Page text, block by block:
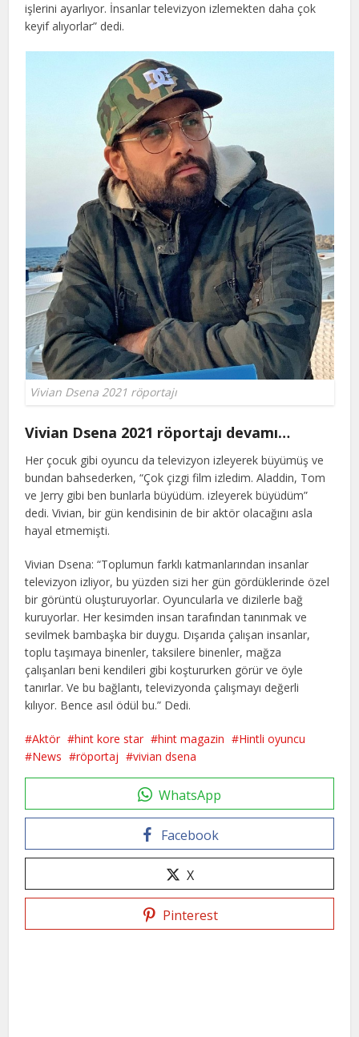
işlerini ayarlıyor. İnsanlar televizyon izlemekten daha çok
keyif alıyorlar” dedi.
Vivian Dsena 2021 röportajı
Vivian Dsena 2021 röportajı devamı…
Her çocuk gibi oyuncu da televizyon izleyerek büyümüş ve
bundan bahsederken, “Çok çizgi film izledim. Aladdin, Tom
ve Jerry gibi ben bunlarla büyüdüm. izleyerek büyüdüm”
dedi. Vivian, bir gün kendisinin de bir aktör olacağını asla
hayal etmemişti.
Vivian Dsena: “Toplumun farklı katmanlarından insanlar
televizyon izliyor, bu yüzden sizi her gün gördüklerinde özel
bir görüntü oluşturuyorlar. Oyuncularla ve dizilerle bağ
kuruyorlar. Her kesimden insan tarafından tanınmak ve
sevilmek bambaşka bir duygu. Dışarıda çalışan insanlar,
toplu taşımaya binenler, taksilere binenler, mağza
çalışanları beni kendileri gibi koştururken görür ve öyle
tanırlar. Ve bu bağlantı, televizyonda çalışmayı değerli
kılıyor. Bence asıl ödül bu.” Dedi.
Aktör hint kore star hint magazin
Hintli oyuncu
News
röportaj vivian dsena
WhatsApp
Facebook
X
Pinterest